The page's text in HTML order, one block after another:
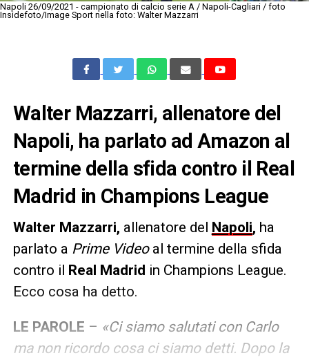
Napoli 26/09/2021 - campionato di calcio serie A / Napoli-Cagliari / foto
Insidefoto/Image Sport nella foto: Walter Mazzarri
Walter Mazzarri, allenatore del
Napoli, ha parlato ad Amazon al
termine della sfida contro il Real
Madrid in Champions League
Walter Mazzarri, allenatore del Napoli, ha
parlato a Prime Videoal termine della sfida
contro il Real Madrid in Champions League.
Ecco cosa ha detto.
LE PAROLE – «Ci siamo salutati con Carlo
ma non ricordo cosa ci siamo detti. Dopo la